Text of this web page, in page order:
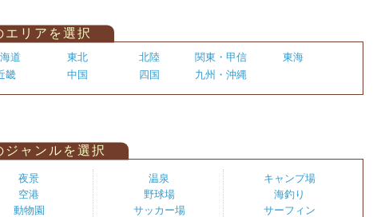
エリアを選択
道 東北 北陸 関東・甲信
東海
畿
中国 四国 九州・沖縄
ジャンルを選択
夜景
空港
動物園
温泉
野球場
サッカー場
キャンプ場
海釣り
サーフィン